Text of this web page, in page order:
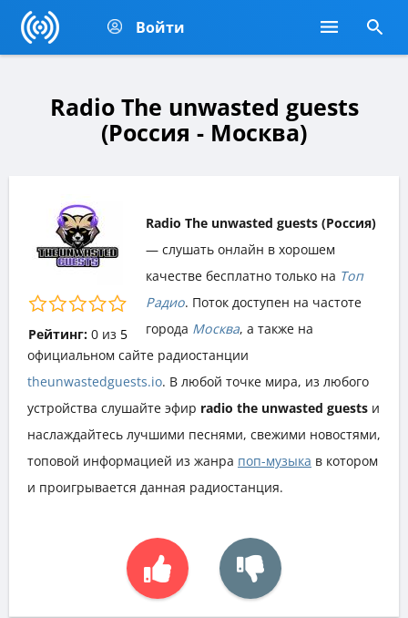
Войти
Radio The unwasted guests
(Россия - Москва)
Рейтинг: 0из 5
Radio The unwasted guests (Россия)
— слушать онлайн в хорошем
качестве бесплатно только на Топ
Радио. Поток доступен на частоте
города Москва, а также на
официальном сайте радиостанции
theunwastedguests.io. В любой точке мира, из любого
устройства слушайте эфир radio the unwasted guests и
наслаждайтесь лучшими песнями, свежими новостями,
топовой информацией из жанра поп-музыка в котором
и проигрывается данная радиостанция.